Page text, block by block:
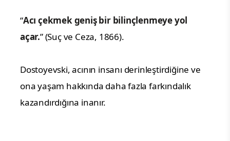
“Acı çekmek geniş bir bilinçlenmeye yol
açar.” (Suç ve Ceza, 1866).
Dostoyevski, acının insanı derinleştirdiğine ve
ona yaşam hakkında daha fazla farkındalık
kazandırdığına inanır.